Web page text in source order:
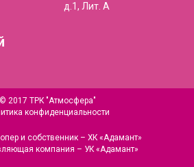
д.1, Лит. А
© 2017 ТРК "Атмосфера"
конфиденциальности
и собственник – ХК «Адамант»
компания – УК «Адамант»